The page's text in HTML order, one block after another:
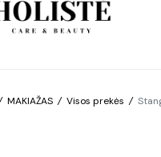
MAKIAŽAS / Visos prekės /